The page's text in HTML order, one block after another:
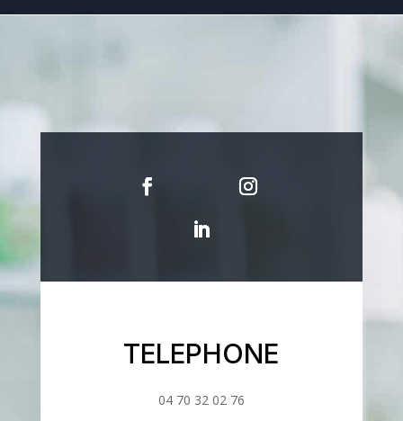
TELEPHONE
04 70 32 02 76